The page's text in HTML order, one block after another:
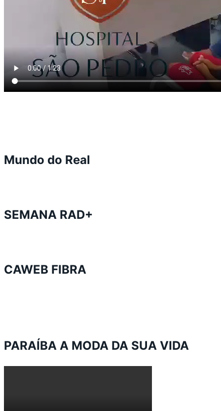
Mundo do Real
SEMANA RAD+
CAWEB FIBRA
PARAÍBA A MODA DA SUA VIDA